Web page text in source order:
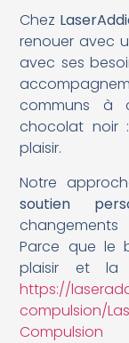
Chez
renouer avec
avec ses
communs à
chocolat noir
plaisir.
Notre
soutien
changements
Parce que le
plaisir et la
https://
compulsion/
Compulsion